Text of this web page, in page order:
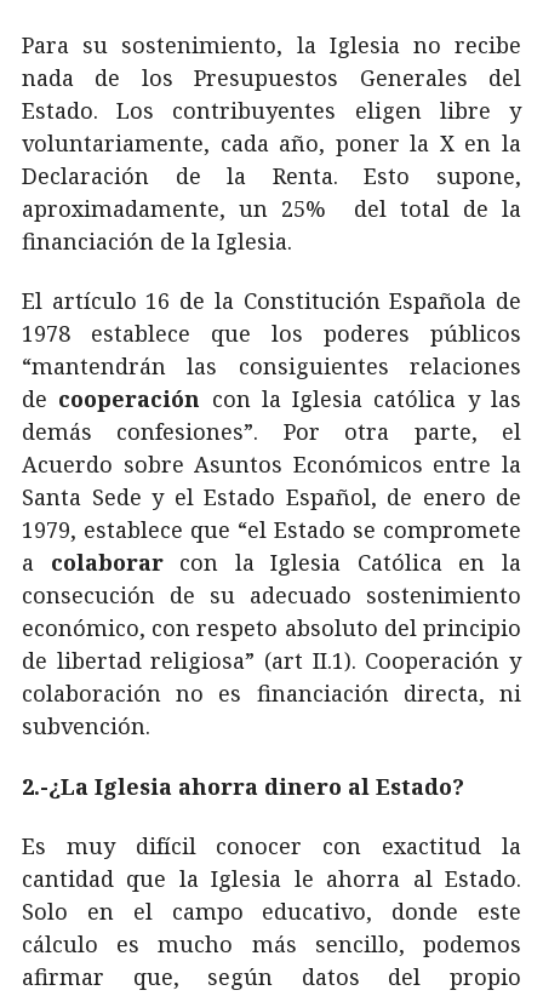
Para su sostenimiento, la Iglesia no recibe
nada de los Presupuestos Generales del
Estado. Los contribuyentes eligen libre y
voluntariamente, cada año, poner la X en la
Declaración de la Renta. Esto supone,
aproximadamente, un 25% del total de la
financiación de la Iglesia.
El artículo 16 de la Constitución Española de
1978 establece que los poderes públicos
“mantendrán las consiguientes relaciones
de cooperación con la Iglesia católica y las
demás confesiones”. Por otra parte, el
Acuerdo sobre Asuntos Económicos entre la
Santa Sede y el Estado Español, de enero de
1979, establece que “el Estado se compromete
a colaborar con la Iglesia Católica en la
consecución de su adecuado sostenimiento
económico, con respeto absoluto del principio
de libertad religiosa” (art II.1). Cooperación y
colaboración no es financiación directa, ni
subvención.
2.-¿La Iglesia ahorra dinero al Estado?
Es muy difícil conocer con exactitud la
cantidad que la Iglesia le ahorra al Estado.
Solo en el campo educativo, donde este
cálculo es mucho más sencillo, podemos
afirmar que, según datos del propio